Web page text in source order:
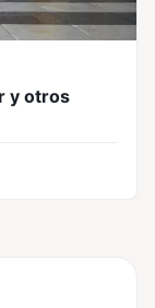
y otros